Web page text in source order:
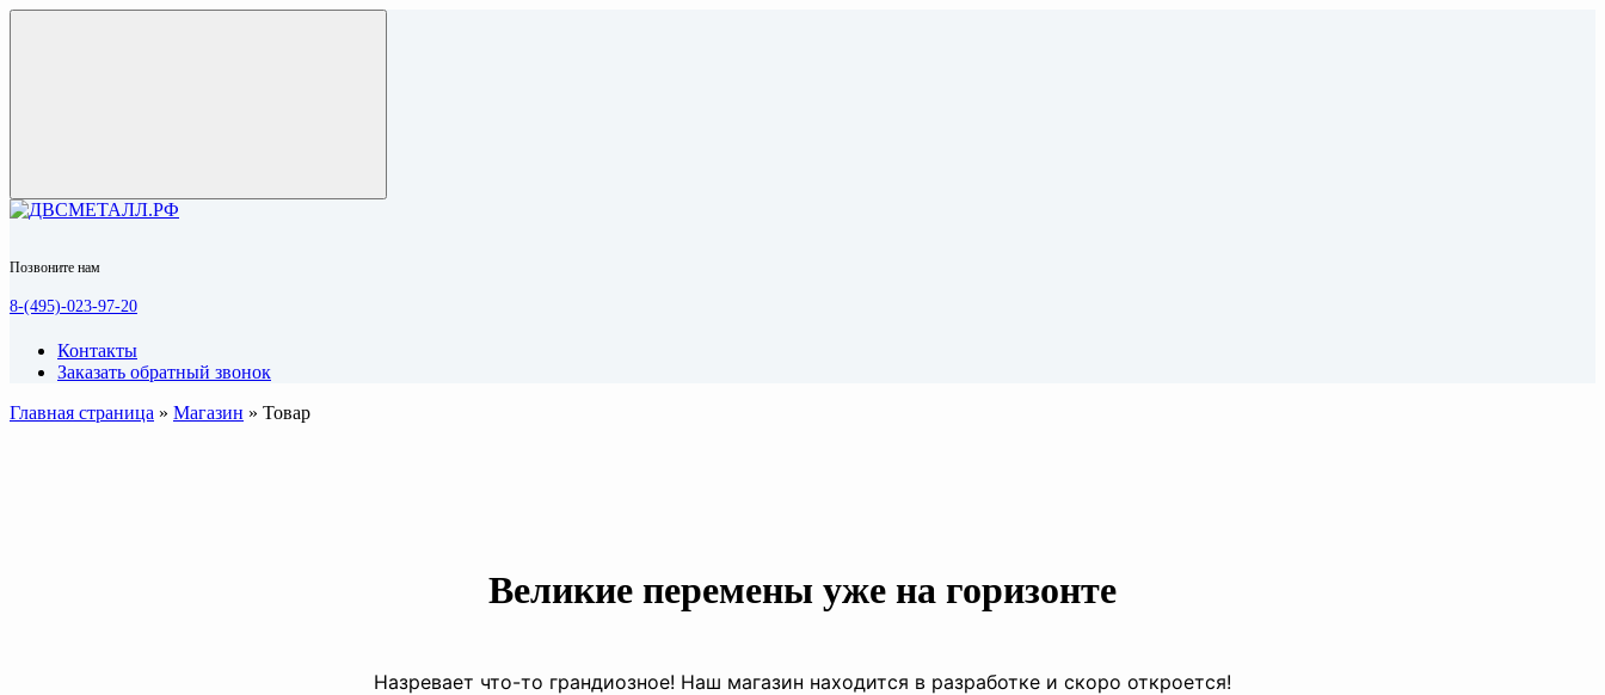
Позвоните нам
8-(495)-023-97-20
Контакты
Заказать обратный звонок
Главная страница » Магазин » Товар
Великие перемены уже на горизонте
Назревает что-то грандиозное! Наш магазин находится в разработке и скоро откроется!